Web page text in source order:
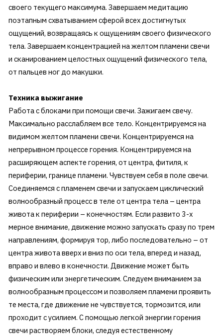
своего текущего максимума. Завершаем медитацию
поэтапным схватыванием сферой всех достигнутых
ощущений, возвращаясь к ощущениям своего физического
тела. Завершаем концентрацией на желтом пламени свечи
и сканированием целостных ощущений физического тела,
от пальцев ног до макушки.
Техника выжигание
Работа с блоками при помощи свечи. Зажигаем свечу.
Максимально расслабляем все тело. Концентрируемся на
видимом желтом пламени свечи. Концентрируемся на
непрерывном процессе горения. Концентрируемся на
расширяющем аспекте горения, от центра, фитиля, к
периферии, границе пламени. Чувствуем себя в поле свечи.
Соединяемся с пламенем свечи и запускаем циклический
волнообразный процесс в теле от центра тела – центра
живота к периферии – конечностям. Если развито 3-х
мерное внимание, движение можно запускать сразу по трем
направлениям, формируя тор, либо последовательно – от
центра живота вверх и вниз по оси тела, вперед и назад,
вправо и влево в конечности. Движение может быть
физическим или энергетическим. Следуем вниманием за
волнообразным процессом и позволяем пламени проявить
те места, где движение не чувствуется, тормозится, или
проходит с усилием. С помощью легкой энергии горения
свечи растворяем блоки, следуя естественному